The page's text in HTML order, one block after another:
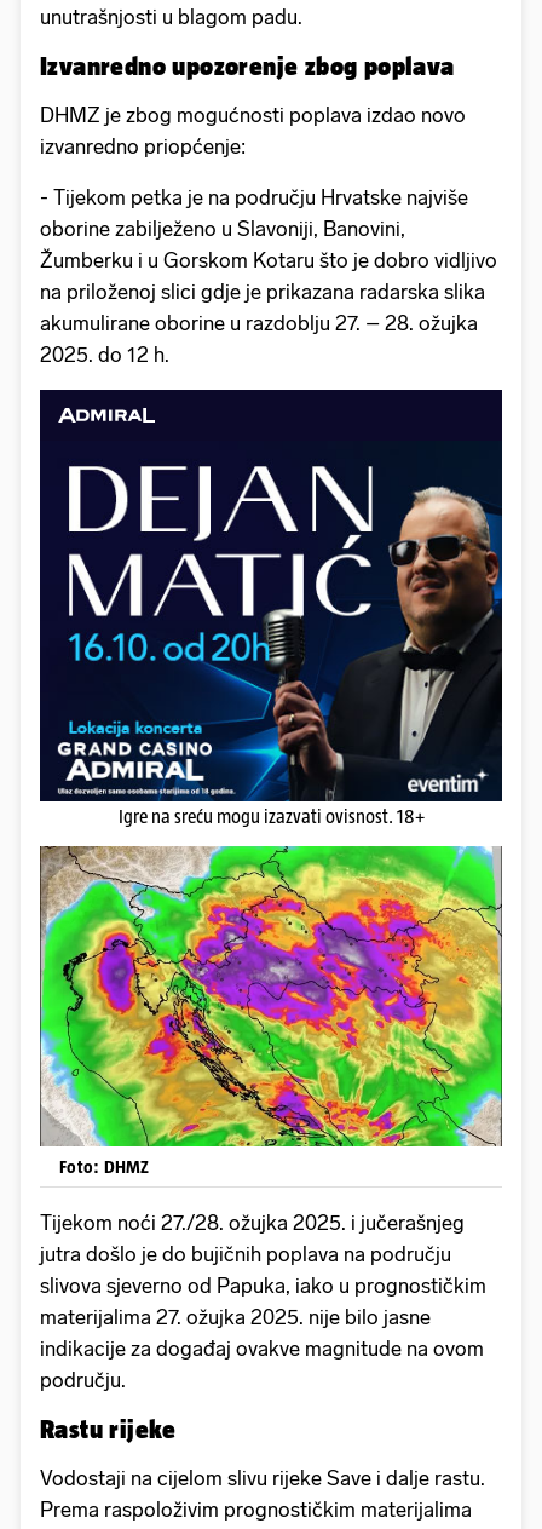
unutrašnjosti u blagom padu.
Izvanredno upozorenje zbog poplava
DHMZ je zbog mogućnosti poplava izdao novo
izvanredno priopćenje:
- Tijekom petka je na području Hrvatske najviše
oborine zabilježeno u Slavoniji, Banovini,
Žumberku i u Gorskom Kotaru što je dobro vidljivo
na priloženoj slici gdje je prikazana radarska slika
akumulirane oborine u razdoblju 27. – 28. ožujka
2025. do 12 h.
Igre na sreću mogu izazvati ovisnost. 18+
Foto: DHMZ
Tijekom noći 27./28. ožujka 2025. i jučerašnjeg
jutra došlo je do bujičnih poplava na području
slivova sjeverno od Papuka, iako u prognostičkim
materijalima 27. ožujka 2025. nije bilo jasne
indikacije za događaj ovakve magnitude na ovom
području.
Rastu rijeke
Vodostaji na cijelom slivu rijeke Save i dalje rastu.
Prema raspoloživim prognostičkim materijalima